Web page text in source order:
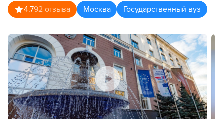
4.792 отзыва Москва Государственный вуз